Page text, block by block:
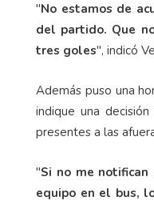
"No estamos de
del partido. Que
tres goles", indicó
Además puso una
indique una
presentes a las
"Si no me
equipo en el bus,